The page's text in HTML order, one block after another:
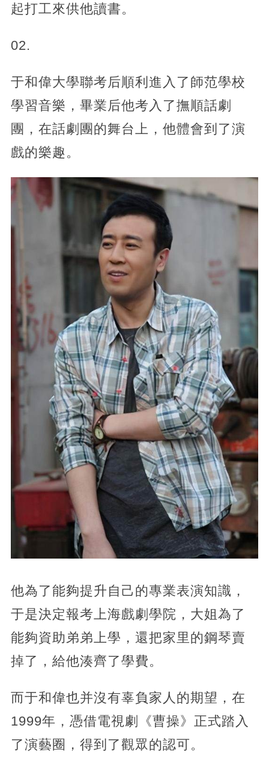
起打工來供他讀書。
02.
于和偉大學聯考后順利進入了師范學校
學習音樂，畢業后他考入了撫順話劇
團，在話劇團的舞台上，他體會到了演
戲的樂趣。
他為了能夠提升自己的專業表演知識，
于是決定報考上海戲劇學院，大姐為了
能夠資助弟弟上學，還把家里的鋼琴賣
掉了，給他湊齊了學費。
而于和偉也并沒有辜負家人的期望，在
1999年，憑借電視劇《曹操》正式踏入
了演藝圈，得到了觀眾的認可。